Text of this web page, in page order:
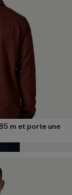
m et porte une